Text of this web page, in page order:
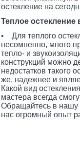
остекление на
Теплое остекление
• Для теплого
несомненно, много
тепло- и
конструкций можно
недостатков такого
же, надежнее и
Какой вид
мастера всегда
Обращайтесь в нашу
нас огромный опыт